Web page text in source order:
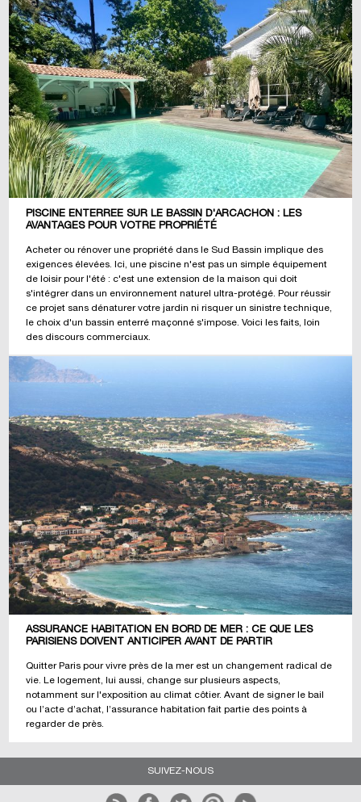
PISCINE ENTERRÉE SUR LE BASSIN D'ARCACHON : LES
AVANTAGES POUR VOTRE PROPRIÉTÉ
Acheter ou rénover une propriété dans le Sud Bassin implique des
exigences élevées. Ici, une piscine n'est pas un simple équipement
de loisir pour l'été : c'est une extension de la maison qui doit
s'intégrer dans un environnement naturel ultra-protégé. Pour réussir
ce projet sans dénaturer votre jardin ni risquer un sinistre technique,
le choix d'un bassin enterré maçonné s'impose. Voici les faits, loin
des discours commerciaux.
ASSURANCE HABITATION EN BORD DE MER : CE QUE LES
PARISIENS DOIVENT ANTICIPER AVANT DE PARTIR
Quitter Paris pour vivre près de la mer est un changement radical de
vie. Le logement, lui aussi, change sur plusieurs aspects,
notamment sur l'exposition au climat côtier. Avant de signer le bail
ou l’acte d’achat, l’assurance habitation fait partie des points à
regarder de près.
SUIVEZ-NOUS